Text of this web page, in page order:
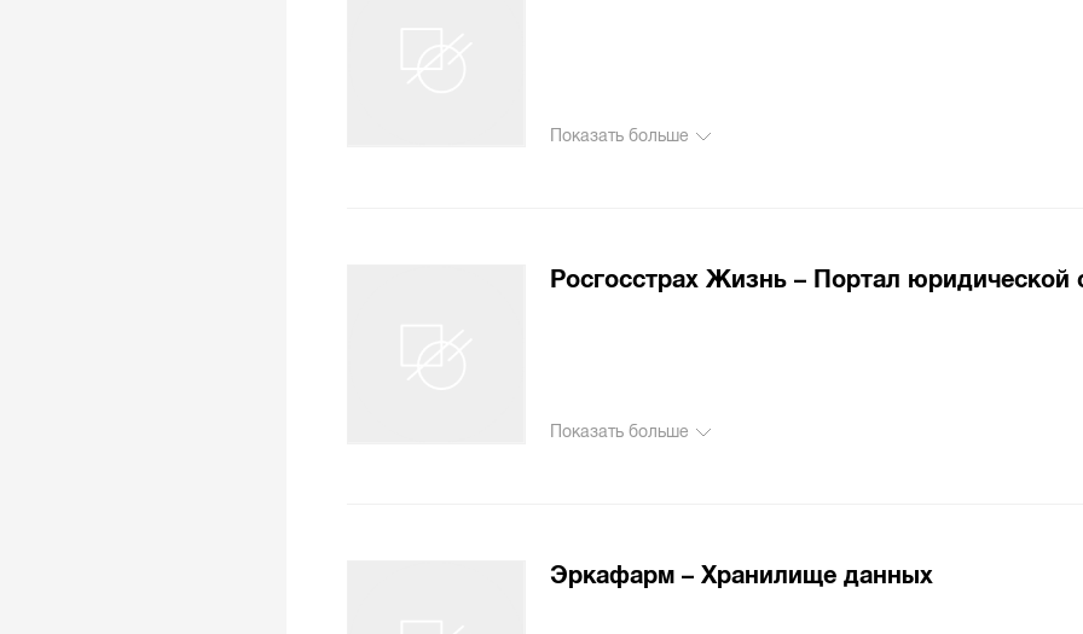
Показать больше
Росгосстрах Жизнь – Портал
Показать больше
Эркафарм – Хранилище данных